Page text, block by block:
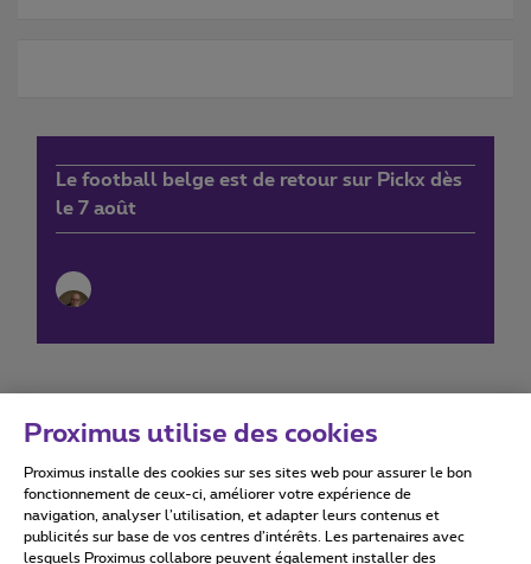
Le football belge est de retour sur Pickx dès
le 7 août
Conditions d'utilisation Accessibility statement
Proximus utilise des cookies
Proximus installe des cookies sur ses sites web pour assurer le bon
fonctionnement de ceux-ci, améliorer votre expérience de
navigation, analyser l’utilisation, et adapter leurs contenus et
publicités sur base de vos centres d’intérêts. Les partenaires avec
lesquels Proximus collabore peuvent également installer des